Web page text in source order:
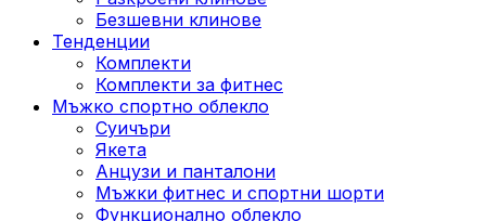
Безшевни клинове
Тенденции
Комплекти
Комплекти за фитнес
Мъжко спортно облекло
Суичъри
Якета
Aнцузи и панталони
Mъжки фитнес и спортни шорти
Функционално облекло